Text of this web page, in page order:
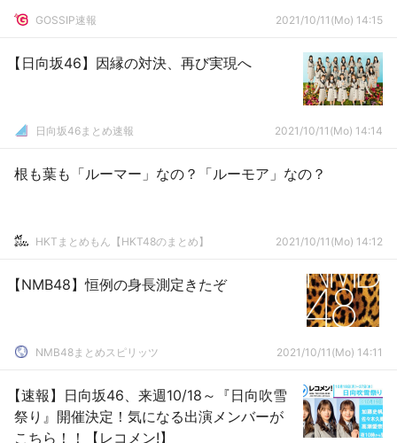
GOSSIP速報 2021/10/11(Mo) 14:15
【日向坂46】因縁の対決、再び実現へ
日向坂46まとめ速報 2021/10/11(Mo) 14:14
根も葉も「ルーマー」なの？「ルーモア」なの？
HKTまとめもん【HKT48のまとめ】 2021/10/11(Mo) 14:12
【NMB48】恒例の身長測定きたぞ
NMB48まとめスピリッツ 2021/10/11(Mo) 14:11
【速報】日向坂46、来週10/18～『日向吹雪
祭り』開催決定！気になる出演メンバーが
こちら！！【レコメン!】